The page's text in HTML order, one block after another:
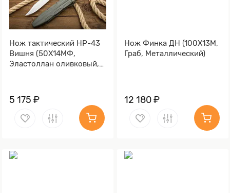
Нож тактический НР-43
Вишня (50Х14МФ,
Эластоллан оливковый,
5 175 ₽
Нож Финка ДН (100Х13М,
Граб, Металлический)
12 180 ₽